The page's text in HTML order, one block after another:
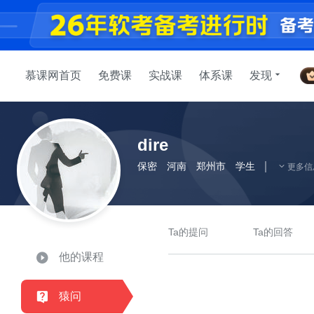
慕课网首页 免费课 实战课 体系课 发现
dire
保密 河南 郑州市 学生 更多
他的课程
猿问
Ta的提问 Ta的回答